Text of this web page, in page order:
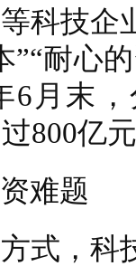
科技企
”“耐心
6月末
800亿
难题
，科